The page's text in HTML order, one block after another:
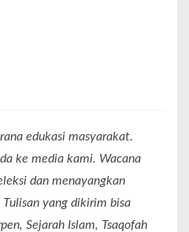
edukasi masyarakat.
ke media kami. Wacana
dan menayangkan
yang dikirim bisa
Sejarah Islam, Tsaqofah